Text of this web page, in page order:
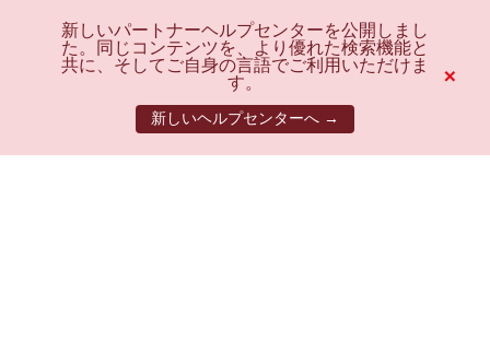
新しいパートナーヘルプセンターを公開しまし
た。同じコンテンツを、より優れた検索機能と
共に、そしてご自身の言語でご利用いただけま
す。
新しいヘルプセンターへ →
×